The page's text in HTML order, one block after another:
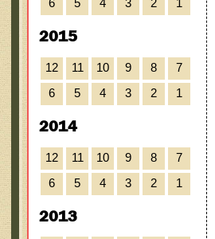
6
5 4 3 2 1
2015
12 11 10 9 8
7
6
5 4 3 2 1
2014
12 11 10 9 8
7
6
5 4 3 2 1
2013